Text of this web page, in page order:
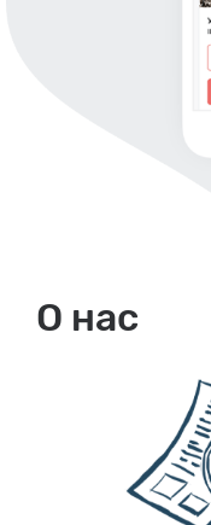
О нас